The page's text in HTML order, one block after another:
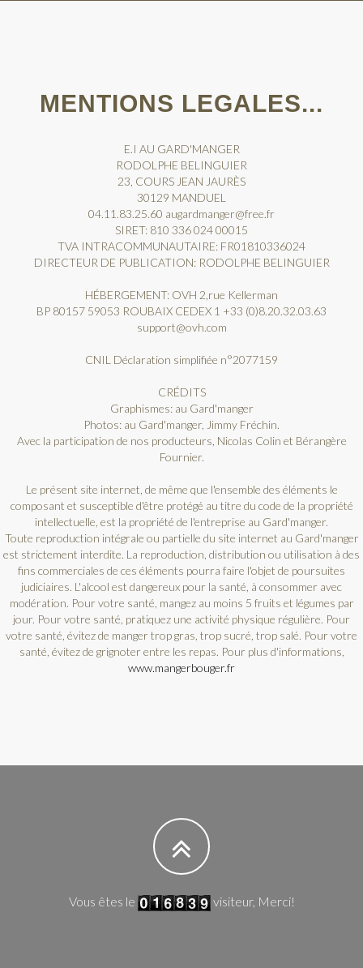
MENTIONS LEGALES...
E.I AU GARD'MANGER
RODOLPHE BELINGUIER
23, COURS JEAN JAURÈS
30129 MANDUEL
04.11.83.25.60 augardmanger@free.fr
SIRET: 810 336 024 00015
TVA INTRACOMMUNAUTAIRE: FR01810336024
DIRECTEUR DE PUBLICATION: RODOLPHE BELINGUIER
HÉBERGEMENT: OVH 2,rue Kellerman
BP 80157 59053 ROUBAIX CEDEX 1 +33 (0)8.20.32.03.63
support@ovh.com
CNIL Déclaration simplifiée n°2077159
CRÉDITS
Graphismes: au Gard'manger
Photos: au Gard'manger, Jimmy Fréchin.
Avec la participation de nos producteurs, Nicolas Colin et Bérangère
Fournier.
Le présent site internet, de même que l'ensemble des éléments le
composant et susceptible d'être protégé au titre du code de la propriété
intellectuelle, est la propriété de l'entreprise au Gard'manger.
Toute reproduction intégrale ou partielle du site internet au Gard'manger
est strictement interdite. La reproduction, distribution ou utilisation à des
fins commerciales de ces éléments pourra faire l'objet de poursuites
judiciaires. L'alcool est dangereux pour la santé, à consommer avec
modération. Pour votre santé, mangez au moins 5 fruits et légumes par
jour. Pour votre santé, pratiquez une activité physique régulière. Pour
votre santé, évitez de manger trop gras, trop sucré, trop salé. Pour votre
santé, évitez de grignoter entre les repas. Pour plus d'informations,
www.mangerbouger.fr
Vous êtes le visiteur, Merci!